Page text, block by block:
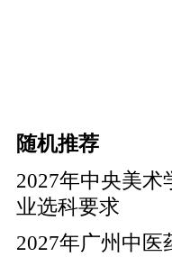
随机推荐
2027年中央美
业选科要求
2027年广州中